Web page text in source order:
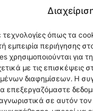
τεχνολογίες όπως τα
εμπειρία περιήγησης
χρησιμοποιούνται για
με τις επισκέψεις
διαφημίσεων. Η
επεξεργαζόμαστε
σε αυτόν